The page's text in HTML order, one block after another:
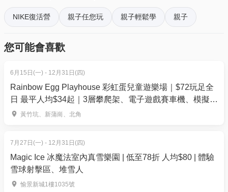
課程時間：14.00 - 17.00 hrs
場地：Nord Anglia International School (NAIS) (九龍藍
早鳥優惠：$2,850 (原價: $3,000) 截止報名日期：3月
24日 23:59
正價優惠：$3,990 (原價: $4,200) 截止報名日期：3月
注意事項
如課堂已滿額/收生不足，主辦方將安排其他日子上
NIKE復活營 親子任您玩 親子輕鬆學 親子
您可能會喜歡
6月15日(一) - 12月31日(四)
Rainbow Egg Playhouse 彩虹蛋兒童遊樂場｜$72玩足全
日 最平人均$34起｜3層攀爬架、電子遊戲賽車機、模擬消
防員遊戲、旋轉摩天輪 | 黃竹坑、新蒲崗、北角｜親子好
黃竹坑、新蒲崗、北角
7月27日(一) - 12月31日(四)
Magic Ice 冰魔法室內真雪樂園 | 低至78折 人均$80 | 體驗
雪球射擊區、堆雪人
愉景新城1樓1035號